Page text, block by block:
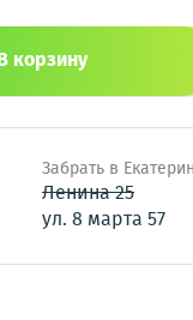
корзину
Забрать в
Ленина 25
ул. 8 марта 57